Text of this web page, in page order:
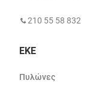
210 55 58 832
ΕΚΕ
Πυλώνες